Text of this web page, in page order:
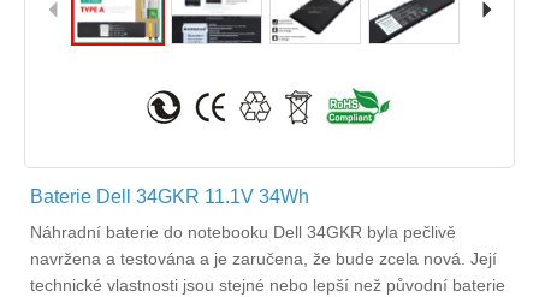
Baterie Dell 34GKR 11.1V 34Wh
Náhradní baterie do notebooku Dell 34GKR byla pečlivě
navržena a testována a je zaručena, že bude zcela nová. Její
technické vlastnosti jsou stejné nebo lepší než původní baterie